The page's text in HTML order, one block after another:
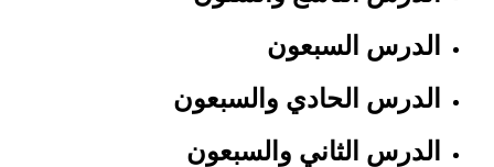
الدرس السبعون
الدرس الحادي والسبعون
الدرس الثاني والسبعون